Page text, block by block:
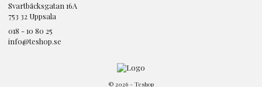
Svartbäcksgatan 16A
753 32 Uppsala
018 - 10 80 25
info@teshop.se
© 2026 - Teshop